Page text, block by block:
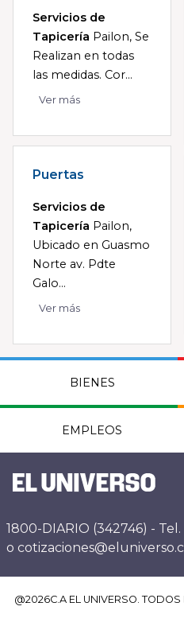
Servicios de
Tapicería Pailon, Se
Realizan en todas
las medidas. Cor...
Ver más
Puertas
Servicios de
Tapicería Pailon,
Ubicado en Guasmo
Norte av. Pdte
Galo...
Ver más
BIENES
EMPLEOS
1800-DIARIO (342746) -
o
@2026C.A EL UNIVERSO.